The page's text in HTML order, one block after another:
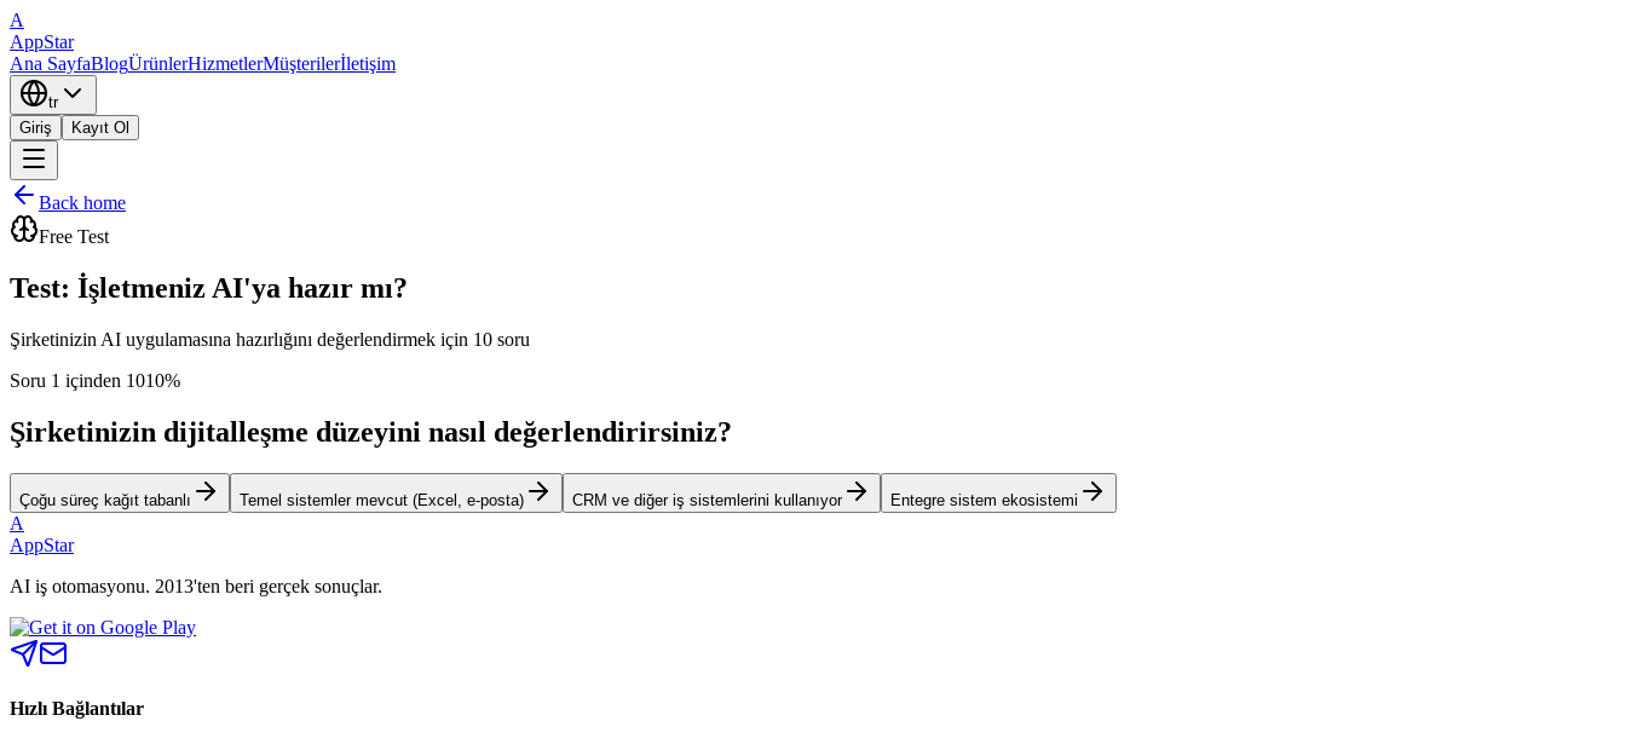
A
AppStar
Ana SayfaBlogÜrünlerHizmetlerMüşterilerİletişim
tr
Giriş
Kayıt Ol
Back home
Free Test
Test: İşletmeniz AI'ya hazır mı?
Şirketinizin AI uygulamasına hazırlığını değerlendirmek için 10 soru
Soru 1 içinden 1010%
Şirketinizin dijitalleşme düzeyini nasıl değerlendirirsiniz?
Çoğu süreç kağıt tabanlı Temel sistemler mevcut (Excel, e-posta) CRM ve diğer iş sistemlerini kullanıyor Entegre sistem ekosistemi
A
AppStar
AI iş otomasyonu. 2013'ten beri gerçek sonuçlar.
Hızlı Bağlantılar